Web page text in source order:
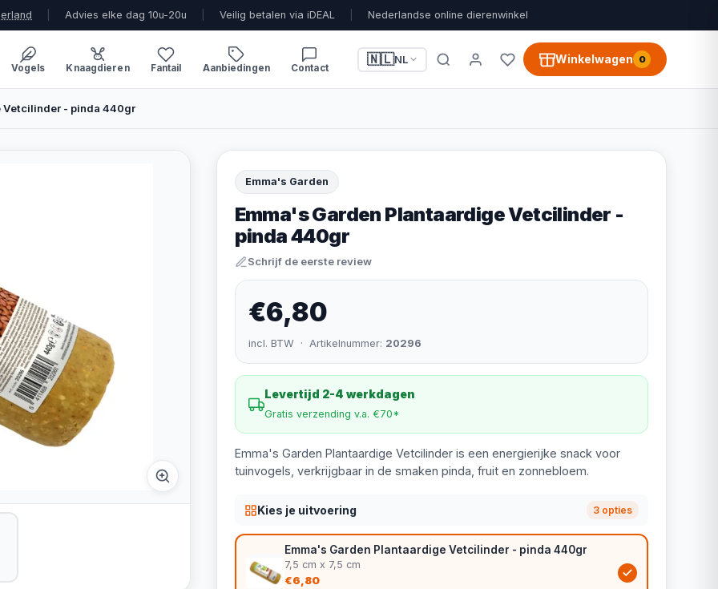
Advies elke dag 10u-20u Veilig betalen via iDEAL Nederlandse online dierenwinkel
Vogels Knaagdieren Fantail Aanbiedingen Contact
🇳🇱NL Winkelwagen 0
Vetcilinder - pinda 440gr
Emma's Garden
Emma's Garden Plantaardige Vetcilinder -
pinda 440gr
Schrijf de eerste review
€6,80
incl. BTW · Artikelnummer: 20296
Levertijd 2-4 werkdagen
Gratis verzending v.a. €70*
Emma's Garden Plantaardige Vetcilinder is een energierijke snack voor
tuinvogels, verkrijgbaar in de smaken pinda, fruit en zonnebloem.
Kies je uitvoering 3 opties
Emma's Garden Plantaardige Vetcilinder - pinda 440gr
7,5 cm x 7,5 cm
€6,80